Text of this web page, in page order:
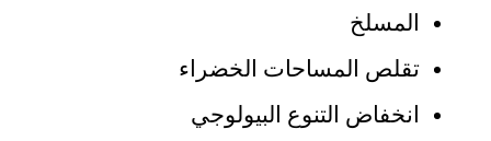
المسلخ
تقلص المساحات الخضراء
انخفاض التنوع البيولوجي